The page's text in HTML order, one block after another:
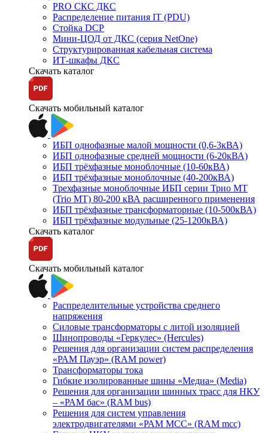
PRO СКС ДКС
Распределение питания IT (PDU)
Стойка DCP
Мини-ЦОД от ДКС (серия NetOne)
Структурированная кабельная система
ИТ-шкафы ДКС
Скачать каталог
Скачать мобильный каталог
ИБП однофазные малой мощности (0,6-3кВА)
ИБП однофазные средней мощности (6-20кВА)
ИБП трёхфазные моноблочные (10-60кВА)
ИБП трёхфазные моноблочные (40-200кВА)
Трехфазные моноблочные ИБП серии Трио МТ
(Trio MT) 80-200 кВА расширенного применения
ИБП трёхфазные трансформаторные (10-500кВА)
ИБП трёхфазные модульные (25-1200кВА)
Скачать каталог
Скачать мобильный каталог
Распределительные устройства среднего
напряжения
Силовые трансформаторы с литой изоляцией
Шинопроводы «Геркулес» (Hercules)
Решения для организации систем распределения
«РАМ Пауэр» (RAM power)
Трансформаторы тока
Гибкие изолированные шины «Медиа» (Media)
Решения для организации шинных трасс для НКУ
– «РАМ бас» (RAM bus)
Решения для систем управления
электродвигателями «РАМ МСС» (RAM mcc)